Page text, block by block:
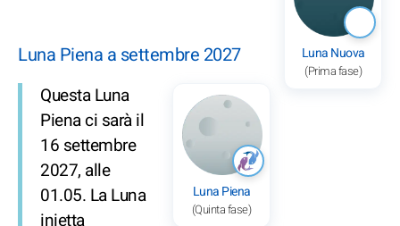
Luna Nuova
(Prima fase)
Luna Piena a settembre 2027
Luna Piena
(Quinta fase)
Questa Luna
Piena ci sarà il
16 settembre
2027, alle
01.05. La Luna
inietta